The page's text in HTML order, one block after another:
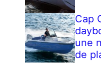
Cap
une
de